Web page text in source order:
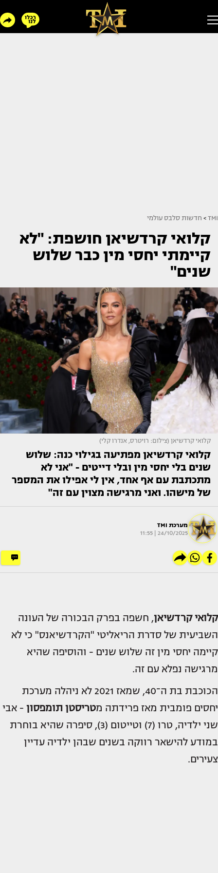
TMI
> חדשות סלבס עולמי
קלואי קרדשיאן חושפת: "לא
קיימתי יחסי מין כבר שלוש
שנים"
קלואי קרדשיאן (צילום: רויטרס, אנדרו קלי)
קלואי קרדשיאן מפתיעה בגילוי כנה: שלוש
שנים בלי יחסי מין ובלי דייטים - "אני לא
מתכתבת עם אף אחד, אין לי אפילו את המספר
של מישהו. ואני מרגישה מצוין עם זה"
מערכת TMI
24/10/2025 | 11:55
קלואי קרדשיאן, חשפה בפרק הבכורה של העונה
השביעית של סדרת הריאליטי "הקרדשיאנס" כי לא
קיימה יחסי מין זה שלוש שנים - והוסיפה שהיא
מרגישה נפלא עם זה.
הכוכבת בת ה־40, שמאז 2021 לא ניהלה מערכת
יחסים פומבית מאז פרידתה מטריסטן תומפסון - אבי
שני ילדיה, טרו (7) וטייטום (3), סיפרה שהיא בוחרת
במודע להישאר רווקה בשנים שבהן ילדיה עדיין
צעירים.